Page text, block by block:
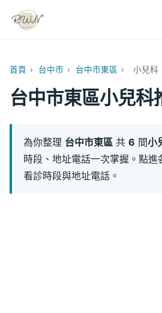
首頁 › 台中市 › 台中市東區 › 小兒科
台中市東區小兒科
為你整理 台中市東區 共6 間小
時段、地址電話一次掌握。點
看診時段與地址電話。